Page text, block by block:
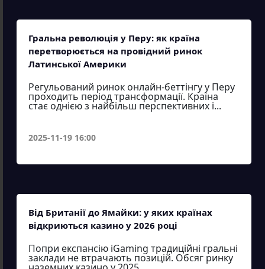
Гральна революція у Перу: як країна
перетворюється на провідний ринок
Латинської Америки
Регульований ринок онлайн-беттінгу у Перу
проходить період трансформації. Країна
стає однією з найбільш перспективних і...
2025-11-19 16:00
Від Британії до Ямайки: у яких країнах
відкриються казино у 2026 році
Попри експансію iGaming традиційні гральні
заклади не втрачають позицій. Обсяг ринку